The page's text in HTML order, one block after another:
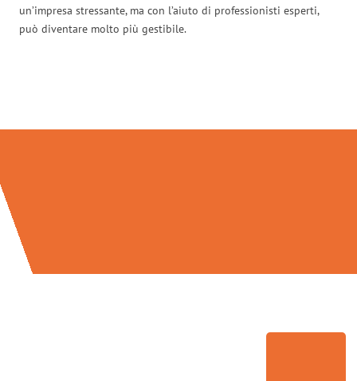
un’impresa stressante, ma con l’aiuto di professionisti esperti,
può diventare molto più gestibile.